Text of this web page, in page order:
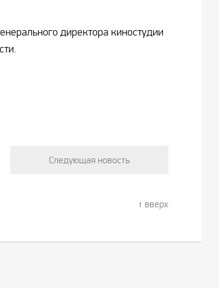
директора киностудии
Следующая новость
вверх